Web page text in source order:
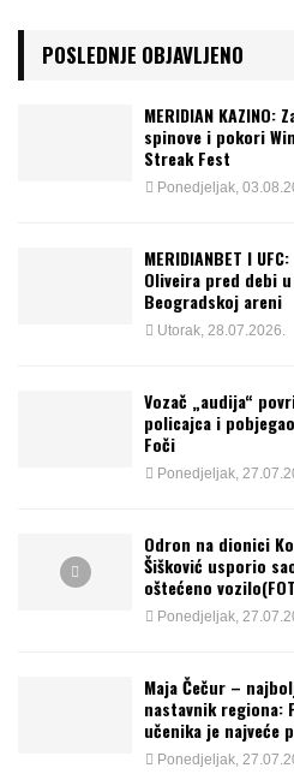
POSLEDNJE OBJAVLJENO
MERIDIAN KAZINO:
spinove i pokori
Streak Fest
Ponedjeljak,
MERIDIANBET I
Oliveira pred debi u
Beogradskoj areni
Utorak, 28.07.2026.
Vozač „audija“
policajca i
Foči
Ponedjeljak,
Odron na dionici
Šišković usporio
oštećeno
Ponedjeljak,
Maja Čečur –
nastavnik regiona:
učenika je najveće
Ponedjeljak,